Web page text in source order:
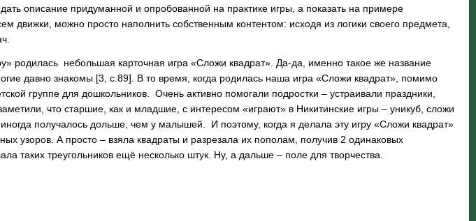
описание придуманной и опробованной на практике игры, а показать на примере
движки, можно просто наполнить собственным контентом: исходя из логики своего предмета,
родилась небольшая карточная игра «Сложи квадрат». Да-да, именно такое же название
давно знакомы [3, c.89]. В то время, когда родилась наша игра «Сложи квадрат», помимо
группе для дошкольников. Очень активно помогали подростки – устраивали праздники,
что старшие, как и младшие, с интересом «играют» в Никитинские игры – уникуб, сложи
получалось дольше, чем у малышей. И поэтому, когда я делала эту игру «Сложи квадрат»
узоров. А просто – взяла квадраты и разрезала их пополам, получив 2 одинаковых
таких треугольников ещё несколько штук. Ну, а дальше – поле для творчества.